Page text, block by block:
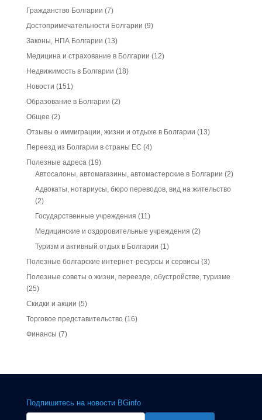
Гражданство Болгарии (7)
Достопримечательности Болгарии (9)
Законы, НПА Болгарии (13)
Медицина и страхование в Болгарии (12)
Недвижимость в Болгарии (18)
Новости (151)
Образование в Болгарии (2)
Общее (2)
Отзывы о иммиграции, жизни и отдыхе в Болгарии (13)
Переезд из Болгарии в страны ЕС (4)
Полезные адреса(19)
Автосалоны, автомагазины, автомастерские в Болгарии (2)
Адвокаты, нотариусы, бюро переводов, вид на жительство
(2)
Государственные учреждения (11)
Медицинские и оздоровительные учреждения (2)
Туризм и активный отдых в Болгарии (1)
Полезные болгарские интернет-ресурсы и сервисы (3)
Полезные советы о жизни, переезде, обустройстве, туризме
(25)
Скидки и акции (5)
Торговое представительство (16)
Финансы (7)
Подпишитесь на новости BGinfo